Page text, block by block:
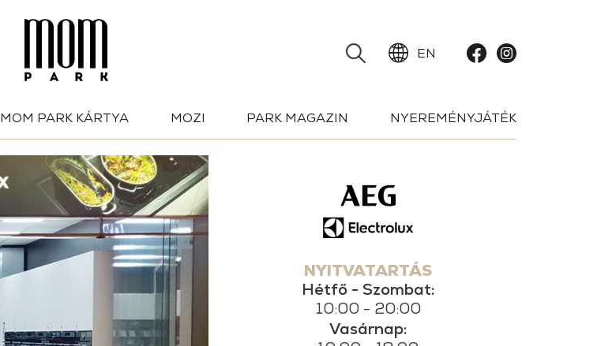
EN
MOM PARK KÁRTYA MOZI PARK MAGAZIN NYEREMÉNYJÁTÉK
NYITVATARTÁS
Hétfő - Szombat:
10:00 - 20:00
Vasárnap: